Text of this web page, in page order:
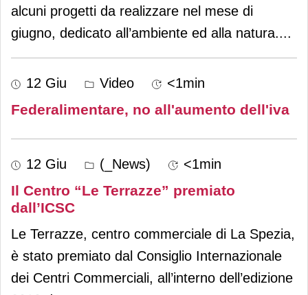
alcuni progetti da realizzare nel mese di
giugno, dedicato all’ambiente ed alla natura....
12 Giu Video <1min
Federalimentare, no all'aumento dell'iva
12 Giu (_News) <1min
Il Centro “Le Terrazze” premiato
dall’ICSC
Le Terrazze, centro commerciale di La Spezia,
è stato premiato dal Consiglio Internazionale
dei Centri Commerciali, all’interno dell’edizione